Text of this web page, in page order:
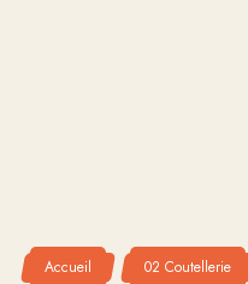
Accueil 02 Coutellerie